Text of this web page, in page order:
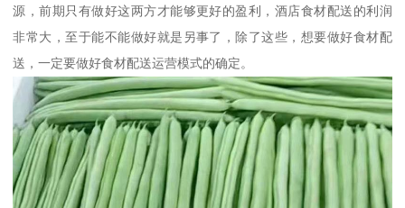
源，前期只有做好这两方才能够更好的盈利，酒店食材配送的利润
非常大，至于能不能做好就是另事了，除了这些，想要做好食材配
送，一定要做好食材配送运营模式的确定。